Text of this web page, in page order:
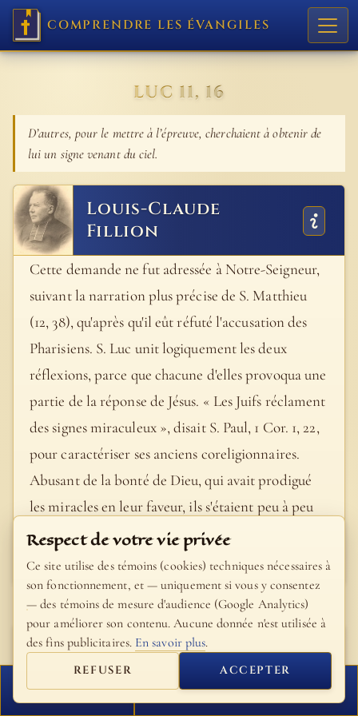
COMPRENDRE LES ÉVANGILES
LUC 11, 16
D’autres, pour le mettre à l’épreuve, cherchaient à obtenir de
lui un signe venant du ciel.
Louis-Claude
Fillion
Cette demande ne fut adressée à Notre-Seigneur,
suivant la narration plus précise de S. Matthieu
(12, 38), qu'après qu'il eût réfuté l'accusation des
Pharisiens. S. Luc unit logiquement les deux
réflexions, parce que chacune d'elles provoqua une
partie de la réponse de Jésus. « Les Juifs réclament
des signes miraculeux », disait S. Paul, 1 Cor. 1, 22,
pour caractériser ses anciens coreligionnaires.
Abusant de la bonté de Dieu, qui avait prodigué
les miracles en leur faveur, ils s'étaient peu à peu
livrés à cette fâcheuse tendance.
- Bible Fillion
Saint Théophylacte
d'Ohrid
On appelle ordinairement muet ( xùöoò), celui
FERMER PROCHAIN VERSET
Respect de votre vie privée
Ce site utilise des témoins (cookies) techniques nécessaires à
son fonctionnement, et — uniquement si vous y consentez
— des témoins de mesure d'audience (Google Analytics)
pour améliorer son contenu. Aucune donnée n'est utilisée à
des fins publicitaires. En savoir plus.
REFUSER ACCEPTER